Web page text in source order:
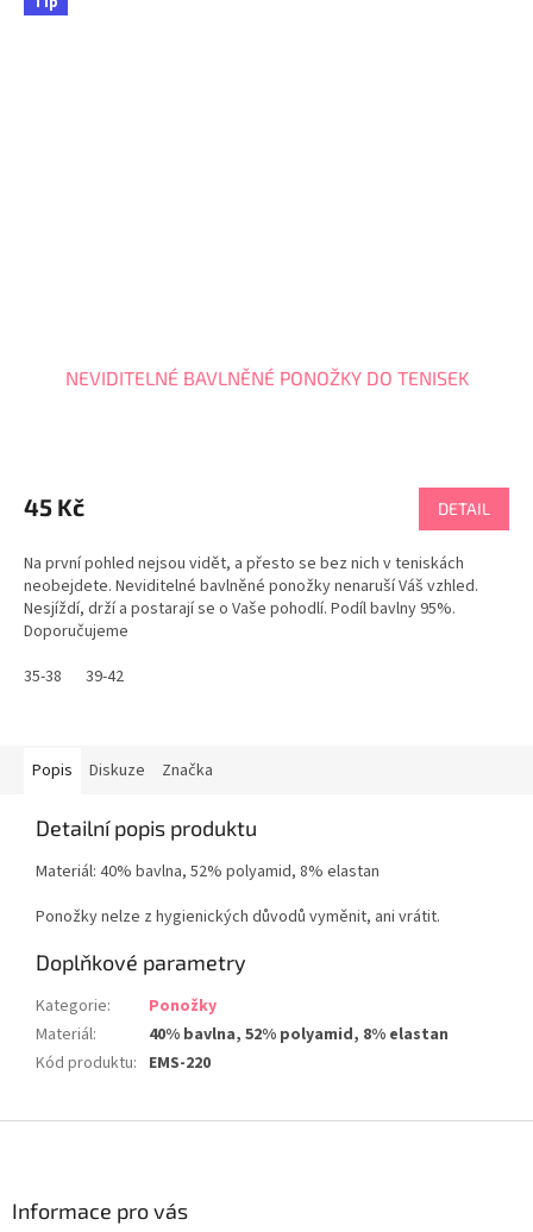
NEVIDITELNÉ BAVLNĚNÉ PONOŽKY DO TENISEK
45 Kč DETAIL
Na první pohled nejsou vidět, a přesto se bez nich v teniskách
neobejdete. Neviditelné bavlněné ponožky nenaruší Váš vzhled.
Nesjíždí, drží a postarají se o Vaše pohodlí. Podíl bavlny 95%.
Doporučujeme
35-38
39-42
Popis Diskuze Značka
Detailní popis produktu
Materiál: 40% bavlna, 52% polyamid, 8% elastan
Ponožky nelze z hygienických důvodů vyměnit, ani vrátit.
Doplňkové parametry
Kategorie:
Ponožky
Materiál:
40% bavlna, 52% polyamid, 8% elastan
Kód produktu: EMS-220
Informace pro vás